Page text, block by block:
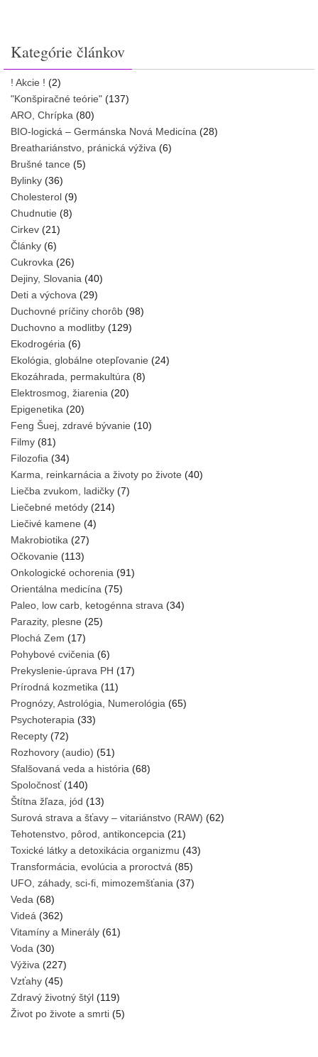
Kategórie článkov
! Akcie ! (2)
"Konšpiračné teórie" (137)
ARO, Chrípka (80)
BIO-logická – Germánska Nová Medicína (28)
Breathariánstvo, pránická výživa (6)
Brušné tance (5)
Bylinky (36)
Cholesterol (9)
Chudnutie (8)
Cirkev (21)
Články (6)
Cukrovka (26)
Dejiny, Slovania (40)
Deti a výchova (29)
Duchovné príčiny chorôb (98)
Duchovno a modlitby (129)
Ekodrogéria (6)
Ekológia, globálne otepľovanie (24)
Ekozáhrada, permakultúra (8)
Elektrosmog, žiarenia (20)
Epigenetika (20)
Feng Šuej, zdravé bývanie (10)
Filmy (81)
Filozofia (34)
Karma, reinkarnácia a životy po živote (40)
Liečba zvukom, ladičky (7)
Liečebné metódy (214)
Liečivé kamene (4)
Makrobiotika (27)
Očkovanie (113)
Onkologické ochorenia (91)
Orientálna medicína (75)
Paleo, low carb, ketogénna strava (34)
Parazity, plesne (25)
Plochá Zem (17)
Pohybové cvičenia (6)
Prekyslenie-úprava PH (17)
Prírodná kozmetika (11)
Prognózy, Astrológia, Numerológia (65)
Psychoterapia (33)
Recepty (72)
Rozhovory (audio) (51)
Sfalšovaná veda a história (68)
Spoločnosť(140)
Štítna žľaza, jód (13)
Surová strava a šťavy – vitariánstvo (RAW) (62)
Tehotenstvo, pôrod, antikoncepcia (21)
Toxické látky a detoxikácia organizmu (43)
Transformácia, evolúcia a proroctvá (85)
UFO, záhady, sci-fi, mimozemšťania (37)
Veda (68)
Videá (362)
Vitamíny a Minerály (61)
Voda (30)
Výživa (227)
Vzťahy (45)
Zdravý životný štýl (119)
Život po živote a smrti (5)